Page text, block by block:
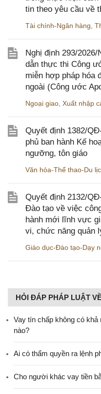
tin theo yêu cầu về
Tài chính-Ngân hàng
Nghị định 293/
dẫn thực thi Công
miễn hợp pháp hóa
ngoài (Công ước
Ngoại giao Xuất nhập
Quyết định 1382/
phủ ban hành Kế
ngưỡng, tôn giáo
Văn hóa-Thể thao-Du
Quyết định 2132/
Đào tạo về việc
hành mới lĩnh vực
vi, chức năng quản
Giáo dục-Đào tạo-Dạy
HỎI ĐÁP PHÁP LUẬT
Vay tín chấp không có
nào?
Ai có thẩm quyền ra lệnh
Cho người khác vay tiền